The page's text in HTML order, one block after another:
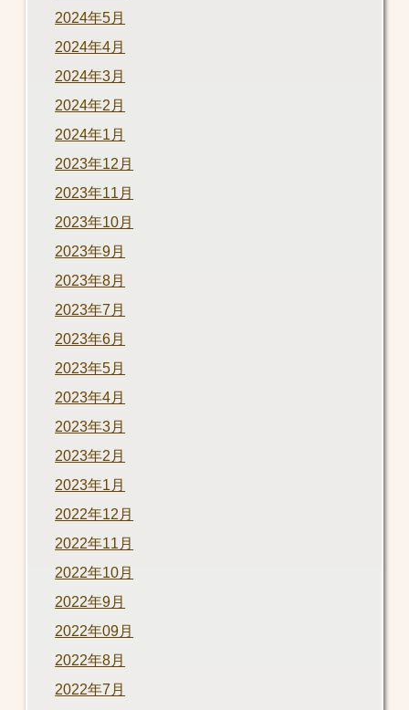
2024年5月
2024年4月
2024年3月
2024年2月
2024年1月
2023年12月
2023年11月
2023年10月
2023年9月
2023年8月
2023年7月
2023年6月
2023年5月
2023年4月
2023年3月
2023年2月
2023年1月
2022年12月
2022年11月
2022年10月
2022年9月
2022年09月
2022年8月
2022年7月